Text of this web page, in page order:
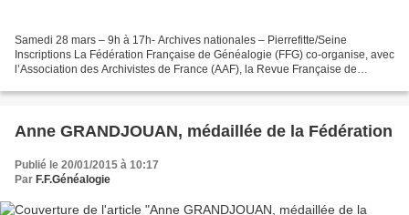
Samedi 28 mars – 9h à 17h- Archives nationales – Pierrefitte/Seine
Inscriptions La Fédération Française de Généalogie (FFG) co-organise, avec
l’Association des Archivistes de France (AAF), la Revue Française de
Anne GRANDJOUAN, médaillée de la Fédération
Publié le 20/01/2015 à 10:17
Par F.F.Généalogie